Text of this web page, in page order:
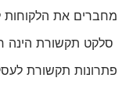
מחברים את
סלקט תקשורת
פתרונות תקשורת